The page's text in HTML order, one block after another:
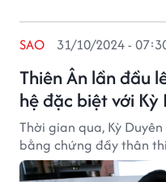
Thiên Ân lần đầu
hệ đặc biệt với Kỳ
SAO 31/10/2024 -
Thời gian qua, Kỳ
bằng chứng đầy thân